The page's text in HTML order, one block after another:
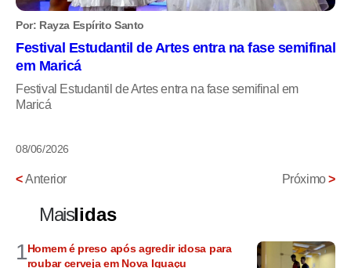
Por: Rayza Espírito Santo
Festival Estudantil de Artes entra na fase semifinal
em Maricá
Festival Estudantil de Artes entra na fase semifinal em
Maricá
08/06/2026
<Anterior Próximo>
Maislidas
1Homem é preso após agredir idosa para
roubar cerveja em Nova Iguaçu